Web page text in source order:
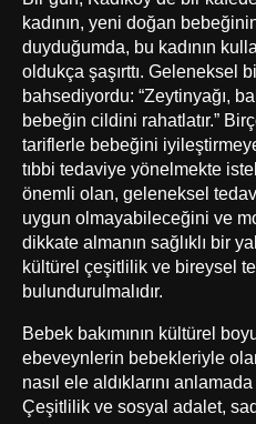
kadının, yeni doğan
duyduğumda, bu kadının
oldukça şaşırttı. Geleneksel
bahsediyordu: “Zeytinyağı,
bebeğin cildini rahatlatır.”
tariflerle bebeğini
tıbbi tedaviye yönelmekte
önemli olan, geleneksel
uygun olmayabileceğini ve
dikkate almanın sağlıklı bir
kültürel çeşitlilik ve bireysel
bulundurulmalıdır.
Bebek bakımının kültürel
ebeveynlerin bebekleriyle olan
nasıl ele aldıklarını
Çeşitlilik ve sosyal adalet,